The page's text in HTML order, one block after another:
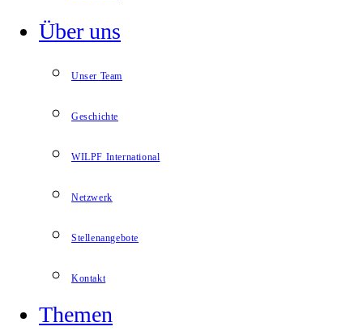
Über uns
Unser Team
Geschichte
WILPF International
Netzwerk
Stellenangebote
Kontakt
Themen